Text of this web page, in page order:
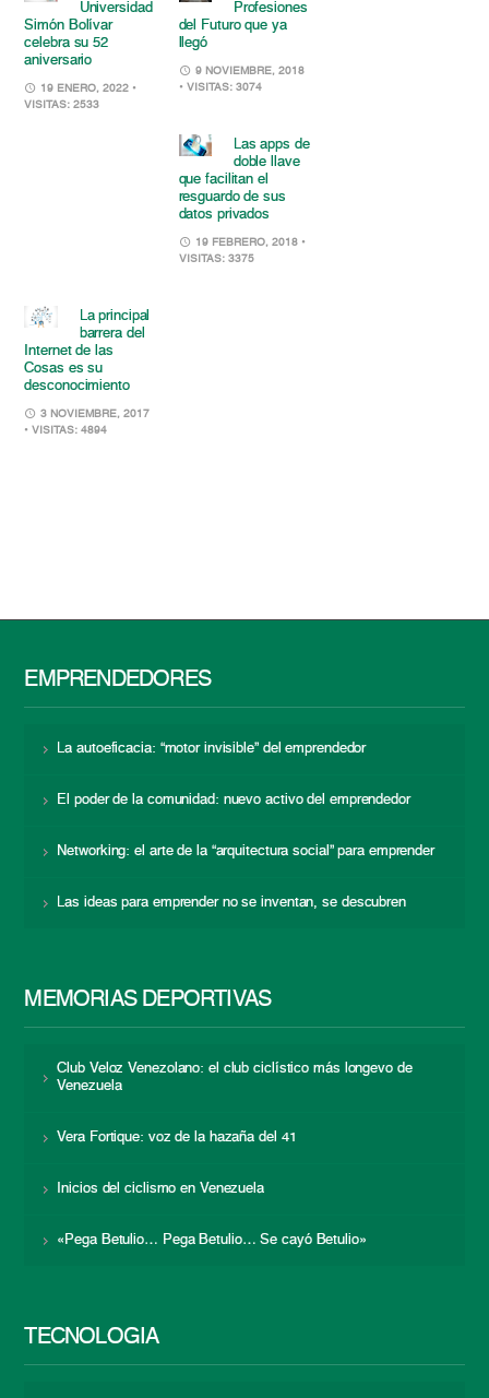
Universidad
Simón Bolívar
celebra su 52
aniversario
19 ENERO, 2022 •
VISITAS: 2533
Profesiones
del Futuro que ya
llegó
9 NOVIEMBRE, 2018
• VISITAS: 3074
Las apps de
doble llave
que facilitan el
resguardo de sus
datos privados
19 FEBRERO, 2018 •
VISITAS: 3375
La principal
barrera del
Internet de las
Cosas es su
desconocimiento
3 NOVIEMBRE, 2017
• VISITAS: 4894
EMPRENDEDORES
La autoeficacia: “motor invisible” del emprendedor
El poder de la comunidad: nuevo activo del emprendedor
Networking: el arte de la “arquitectura social” para emprender
Las ideas para emprender no se inventan, se descubren
MEMORIAS DEPORTIVAS
Club Veloz Venezolano: el club ciclístico más longevo de
Venezuela
Vera Fortique: voz de la hazaña del 41
Inicios del ciclismo en Venezuela
«Pega Betulio… Pega Betulio… Se cayó Betulio»
TECNOLOGÍA